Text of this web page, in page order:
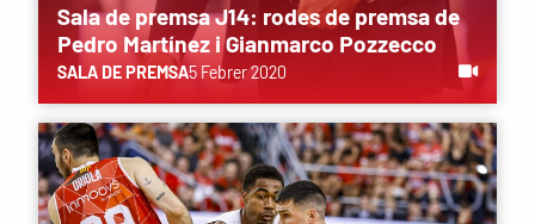
Sala de premsa J14: rodes de premsa de
Pedro Martínez i Gianmarco Pozzecco
SALA DE PREMSA5 Febrer 2020